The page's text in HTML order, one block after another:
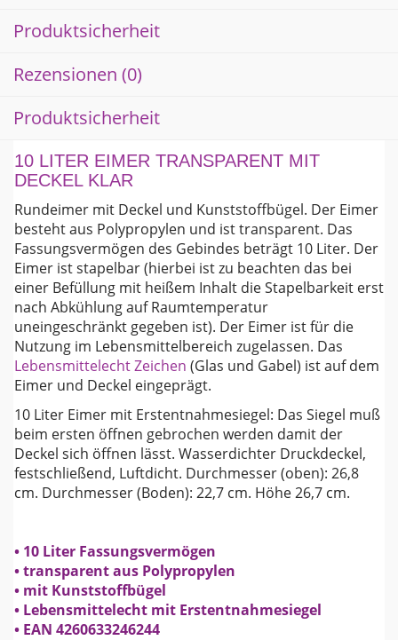
Produktsicherheit
Rezensionen (0)
Produktsicherheit
10 LITER EIMER TRANSPARENT MIT
DECKEL KLAR
Rundeimer mit Deckel und Kunststoffbügel. Der Eimer
besteht aus Polypropylen und ist transparent. Das
Fassungsvermögen des Gebindes beträgt 10 Liter. Der
Eimer ist stapelbar (hierbei ist zu beachten das bei
einer Befüllung mit heißem Inhalt die Stapelbarkeit erst
nach Abkühlung auf Raumtemperatur
uneingeschränkt gegeben ist). Der Eimer ist für die
Nutzung im Lebensmittelbereich zugelassen. Das
Lebensmittelecht Zeichen (Glas und Gabel) ist auf dem
Eimer und Deckel eingeprägt.
10 Liter Eimer mit Erstentnahmesiegel: Das Siegel muß
beim ersten öffnen gebrochen werden damit der
Deckel sich öffnen lässt. Wasserdichter Druckdeckel,
festschließend, Luftdicht. Durchmesser (oben): 26,8
cm. Durchmesser (Boden): 22,7 cm. Höhe 26,7 cm.
• 10 Liter Fassungsvermögen
• transparent aus Polypropylen
• mit Kunststoffbügel
• Lebensmittelecht mit Erstentnahmesiegel
• EAN 4260633246244